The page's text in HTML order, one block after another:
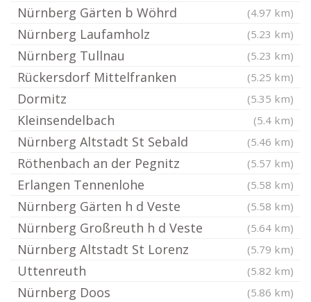
Nürnberg Gärten b Wöhrd (4.97 km)
Nürnberg Laufamholz (5.23 km)
Nürnberg Tullnau (5.23 km)
Rückersdorf Mittelfranken (5.25 km)
Dormitz (5.35 km)
Kleinsendelbach (5.4 km)
Nürnberg Altstadt St Sebald (5.46 km)
Röthenbach an der Pegnitz (5.57 km)
Erlangen Tennenlohe (5.58 km)
Nürnberg Gärten h d Veste (5.58 km)
Nürnberg Großreuth h d Veste (5.64 km)
Nürnberg Altstadt St Lorenz (5.79 km)
Uttenreuth (5.82 km)
Nürnberg Doos (5.86 km)